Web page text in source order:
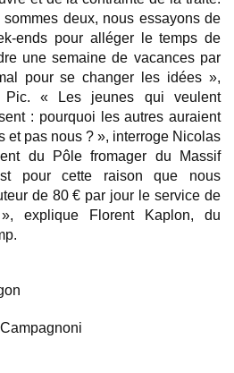
deux, nous essayons de
ends pour alléger le temps de
une semaine de vacances par
pour se changer les idées »,
Pic. « Les jeunes qui veulent
: pourquoi les autres auraient
et pas nous ? », interroge Nicolas
du Pôle fromager du Massif
pour cette raison que nous
de 80 € par jour le service de
», explique Florent Kaplon, du